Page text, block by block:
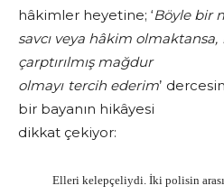
hâkimler heyetine; ‘Böyle bir
savcı veya hâkim
çarptırılmış mağdur
olmayı tercih ederim’
bir bayanın hikâyesi
dikkat çekiyor:
Elleri kelepçeliydi. İki polisin